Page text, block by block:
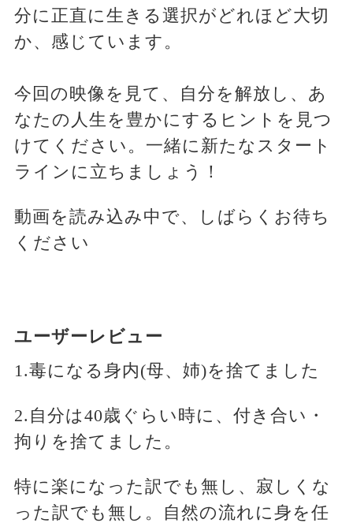
分に正直に生きる選択がどれほど大切
か、感じています。
今回の映像を見て、自分を解放し、あ
なたの人生を豊かにするヒントを見つ
けてください。一緒に新たなスタート
ラインに立ちましょう！
動画を読み込み中で、しばらくお待ち
ください
ユーザーレビュー
1.毒になる身内(母、姉)を捨てました
2.自分は40歳ぐらい時に、付き合い・
拘りを捨てました。
特に楽になった訳でも無し、寂しくな
った訳でも無し。自然の流れに身を任